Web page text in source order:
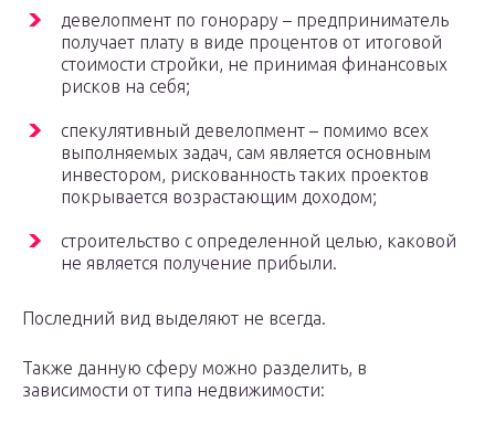
девелопмент по гонорару – предприниматель
получает плату в виде процентов от итоговой
стоимости стройки, не принимая финансовых
рисков на себя;
спекулятивный девелопмент – помимо всех
выполняемых задач, сам является основным
инвестором, рискованность таких проектов
покрывается возрастающим доходом;
строительство с определенной целью, каковой
не является получение прибыли.
Последний вид выделяют не всегда.
Также данную сферу можно разделить, в
зависимости от типа недвижимости: